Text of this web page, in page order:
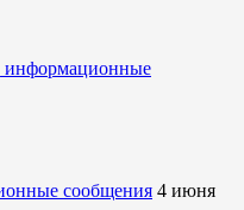
информационные
сообщения 4 июня